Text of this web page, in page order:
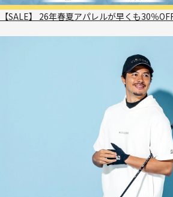
【SALE】 26年春夏アパレルが早くも30％